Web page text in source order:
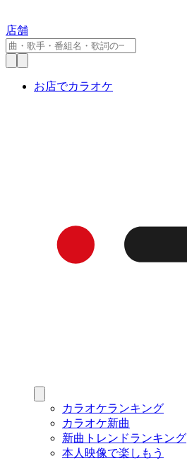
店舗
お店でカラオケ
カラオケランキング
カラオケ新曲
新曲トレンドランキング
本人映像で楽しもう